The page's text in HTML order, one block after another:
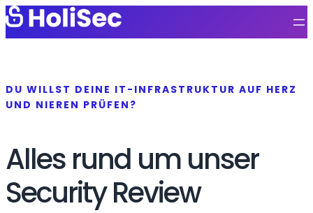
DU WILLST DEINE IT-INFRASTRUKTUR AUF HERZ
UND NIEREN PRÜFEN?
Alles rund um unser
Security Review